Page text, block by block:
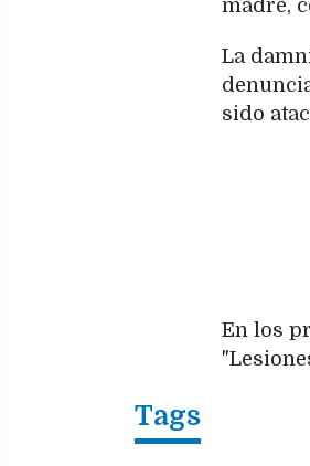
madre,
La
sido
En los